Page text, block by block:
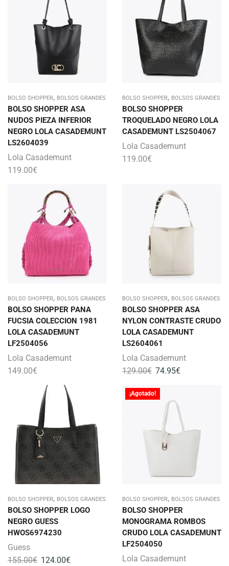
BOLSO SHOPPER, BOLSOS GRANDES
BOLSO SHOPPER ASA
NUDOS PIEZA INFERIOR
NEGRO LOLA CASADEMUNT
LS2604039
Lola Casademunt
119.00€
BOLSO SHOPPER, BOLSOS GRANDES
BOLSO SHOPPER
TROQUELADO NEGRO LOLA
CASADEMUNT LS2504067
Lola Casademunt
119.00€
BOLSO SHOPPER, BOLSOS GRANDES
BOLSO SHOPPER PANA
FUCSIA COLECCION 1981
LOLA CASADEMUNT
LF2504056
Lola Casademunt
149.00€
BOLSO SHOPPER, BOLSOS GRANDES
BOLSO SHOPPER ASA
NYLON CONTRASTE CRUDO
LOLA CASADEMUNT
LS2604061
Lola Casademunt
129.00€ 74.95€
BOLSO SHOPPER, BOLSOS GRANDES
BOLSO SHOPPER LOGO
NEGRO GUESS
HWOS6974230
Guess
155.00€ 124.00€
¡Agotado!
BOLSO SHOPPER, BOLSOS GRANDES
BOLSO SHOPPER
MONOGRAMA ROMBOS
CRUDO LOLA CASADEMUNT
LF2504050
Lola Casademunt